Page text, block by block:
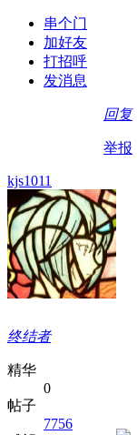
串个门
加好友
打招呼
发消息
回复
举报
kjs1011
终结者
精华
0
帖子
7756